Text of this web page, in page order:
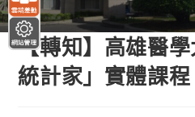
【轉知】高雄醫
統計家」實體課程